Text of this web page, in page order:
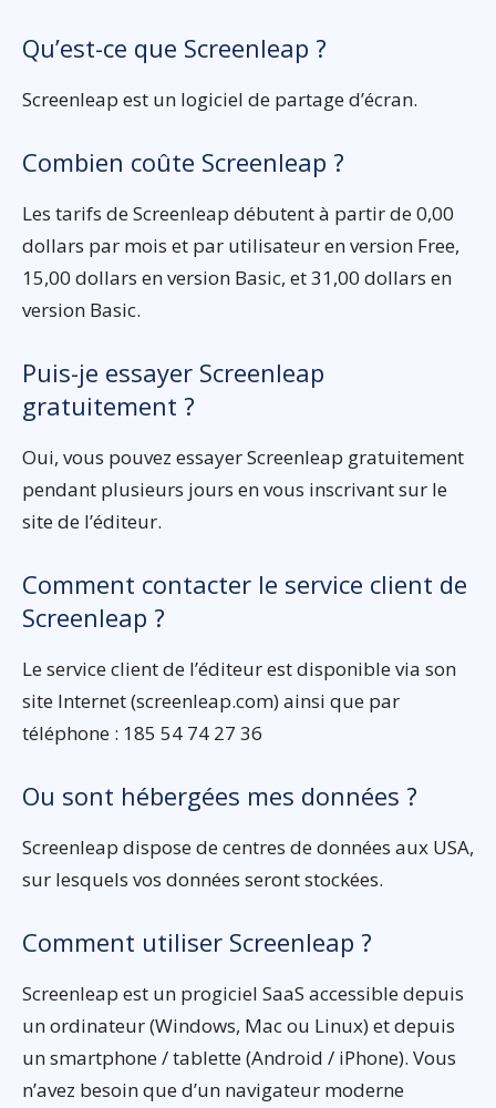
Qu’est-ce que Screenleap ?
Screenleap est un logiciel de partage d’écran.
Combien coûte Screenleap ?
Les tarifs de Screenleap débutent à partir de 0,00
dollars par mois et par utilisateur en version Free,
15,00 dollars en version Basic, et 31,00 dollars en
version Basic.
Puis-je essayer Screenleap
gratuitement ?
Oui, vous pouvez essayer Screenleap gratuitement
pendant plusieurs jours en vous inscrivant sur le
site de l’éditeur.
Comment contacter le service client de
Screenleap ?
Le service client de l’éditeur est disponible via son
site Internet (screenleap.com) ainsi que par
téléphone : 185 54 74 27 36
Ou sont hébergées mes données ?
Screenleap dispose de centres de données aux USA,
sur lesquels vos données seront stockées.
Comment utiliser Screenleap ?
Screenleap est un progiciel SaaS accessible depuis
un ordinateur (Windows, Mac ou Linux) et depuis
un smartphone / tablette (Android / iPhone). Vous
n’avez besoin que d’un navigateur moderne